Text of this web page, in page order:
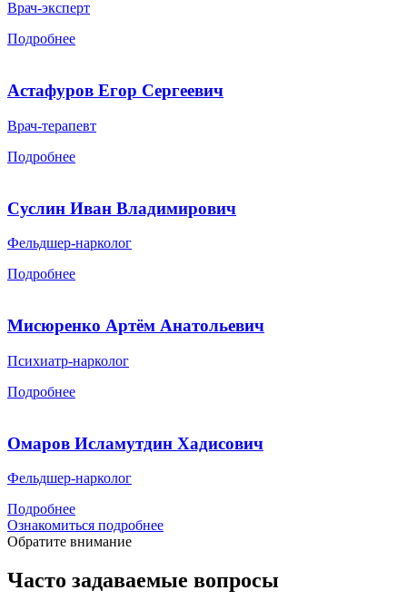
Врач-эксперт
Подробнее
Астафуров Егор Сергеевич
Врач-терапевт
Подробнее
Суслин Иван Владимирович
Фельдшер-нарколог
Подробнее
Мисюренко Артём Анатольевич
Психиатр-нарколог
Подробнее
Омаров Исламутдин Хадисович
Фельдшер-нарколог
Подробнее
Ознакомиться подробнее
Обратите внимание
Часто задаваемые вопросы